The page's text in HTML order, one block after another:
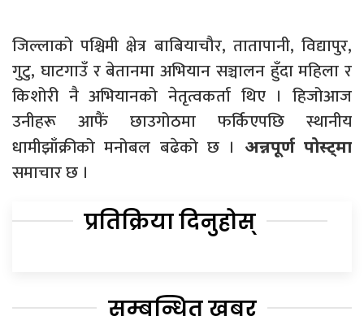
जिल्लाको पश्चिमी क्षेत्र बाबियाचौर, तातापानी, विद्यापुर,
गुटु, घाटगाउँ र बेतानमा अभियान सञ्चालन हुँदा महिला र
किशोरी नै अभियानको नेतृत्वकर्ता थिए । हिजोआज
उनीहरू आफैं छाउगोठमा फर्किएपछि स्थानीय
धामीझाँक्रीको मनोबल बढेको छ । अन्नपूर्ण पोस्ट्मा
समाचार छ ।
प्रतिक्रिया दिनुहोस्
सम्बन्धित खबर